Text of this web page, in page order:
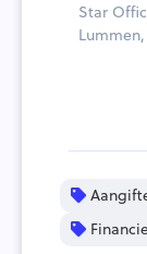
Star